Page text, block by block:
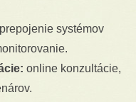
prepojenie systémov
online konzultácie,